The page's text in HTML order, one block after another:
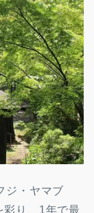
ジ・ヤマブ
彩り、1年で最